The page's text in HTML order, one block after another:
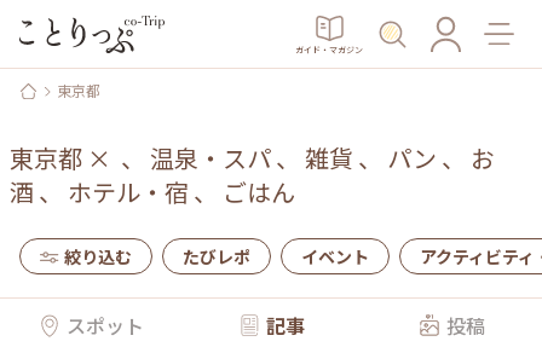
ガイド・マガジン
東京都
東京都 × 、 温泉・スパ、 雑貨 、 パン 、 お
酒 、 ホテル・宿 、 ごはん
絞り込む たびレポ イベント アクティビティ
スポット 記事 投稿